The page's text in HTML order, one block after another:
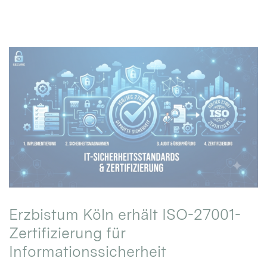
Erzbistum Köln erhält ISO-27001-
Zertifizierung für
Informationssicherheit